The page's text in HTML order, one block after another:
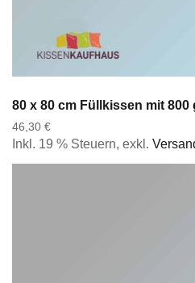
80 x 80 cm Füllkissen mit
46,30 €
Inkl. 19 % Steuern, exkl.